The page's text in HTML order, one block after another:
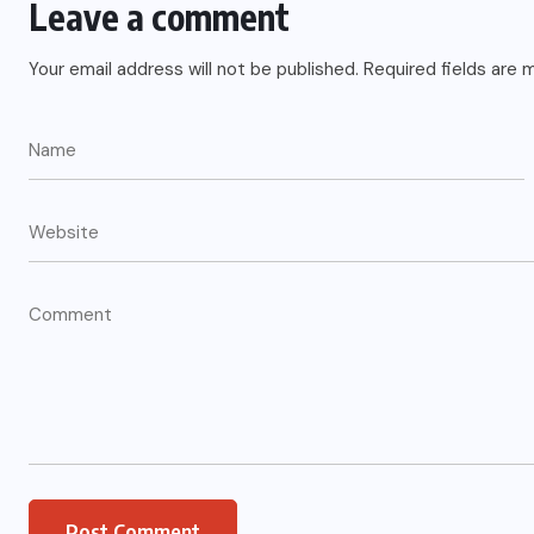
Leave a comment
Your email address will not be published. Required fields are